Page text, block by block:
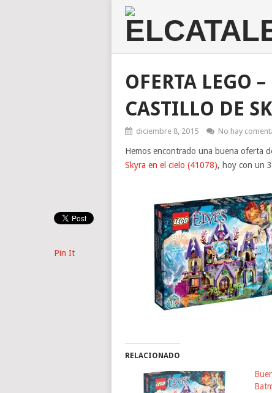
OFERTA LEGO
CASTILLO DE
diciembre 8, 2015 No hay
Hemos encontrado una buena oferta
Skyra en el cielo (41078), hoy con un
RELACIONADO
Pin It